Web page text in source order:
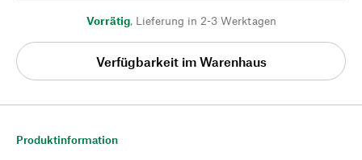
Vorrätig, Lieferung in 2-3 Werktagen
Verfügbarkeit im Warenhaus
Produktinformation